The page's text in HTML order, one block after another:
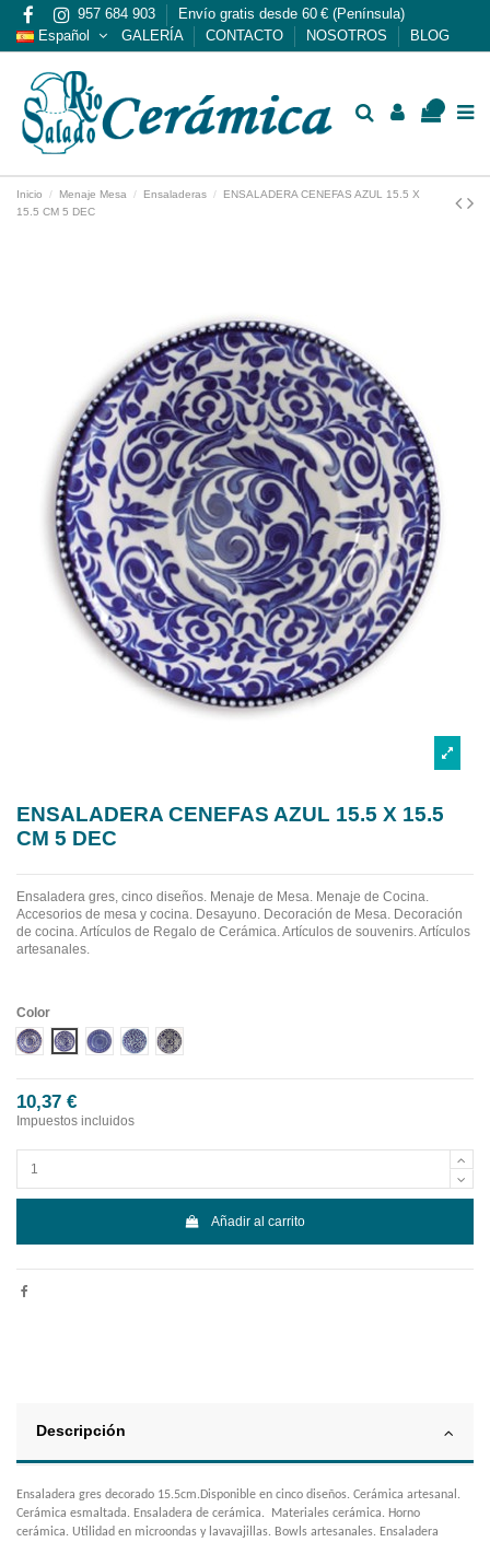
957 684 903
Envío gratis desde 60 € (Península)
Español
GALERÍA CONTACTO NOSOTROS BLOG
Inicio Menaje Mesa Ensaladeras
ENSALADERA CENEFAS AZUL 15.5 X
15.5 CM 5 DEC
ENSALADERA CENEFAS AZUL 15.5 X 15.5
CM 5 DEC
Ensaladera gres, cinco diseños. Menaje de Mesa. Menaje de Cocina.
Accesorios de mesa y cocina. Desayuno. Decoración de Mesa. Decoración
de cocina. Artículos de Regalo de Cerámica. Artículos de souvenirs. Artículos
artesanales.
Color
DISEÑO 1 CENEFA AZUL
DISEÑO 2 CENEFA AZUL
DISEÑO 3 CENEFA AZUL
DISEÑO 4 CENEFA AZUL
DISEÑO 5 CENEFA AZUL
10,37 €
Impuestos incluidos
Añadir al carrito
Descripción
Ensaladera gres decorado 15.5cm.Disponible en cinco diseños. Cerámica artesanal.
Cerámica esmaltada. Ensaladera de cerámica. Materiales cerámica. Horno
cerámica. Utilidad en microondas y lavavajillas. Bowls artesanales. Ensaladera